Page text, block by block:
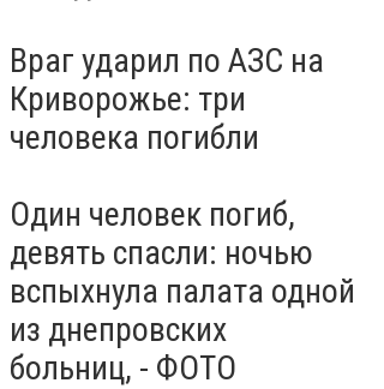
Враг ударил по АЗС на
Криворожье: три
человека погибли
Один человек погиб,
девять спасли: ночью
вспыхнула палата одной
из днепровских
больниц, - ФОТО